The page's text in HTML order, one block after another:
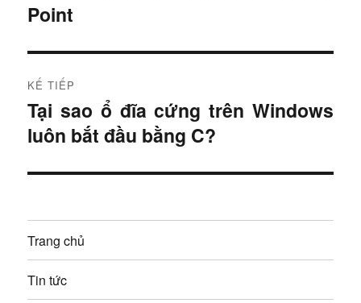
ề
u
h
ư
g
b
à
à
t
r
ư
ớ
c
:
Point
KẾ TIẾP
B
à
t
ế
p
Tại sao ổ đĩa cứng trên Windows
luôn bắt đầu bằng C?
Trang chủ
Tin tức